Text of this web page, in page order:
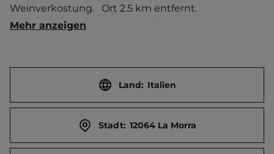
Weinverkostung.   Ort 2.5 km entfernt.
Touristen-/Dauerstellplätze 6/0.
Mehr anzeigen
Land: Italien
Stadt: 12064 La Morra